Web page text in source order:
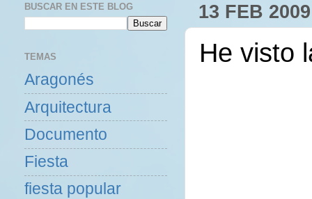
13 FEB 2009
He visto
BUSCAR EN ESTE BLOG
TEMAS
Aragonés
Arquitectura
Documento
Fiesta
fiesta popular